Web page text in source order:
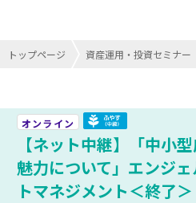
トップページ 資産運用・投資セミナー
【ネット中継】「中小
魅力について」エンジ
トマネジメント＜終了＞
オンライン